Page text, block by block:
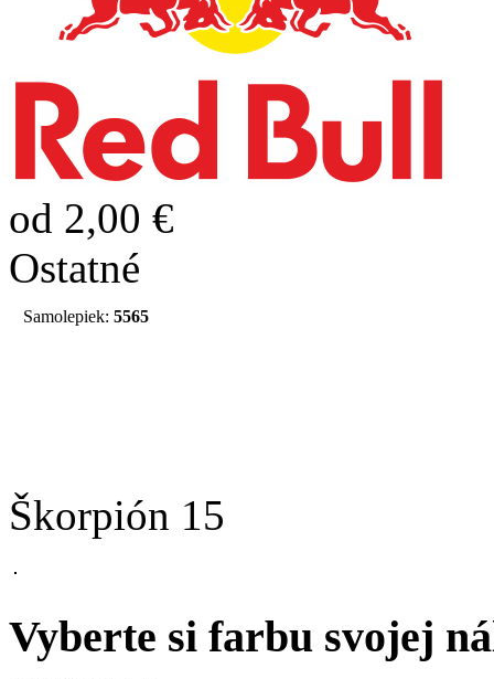
od 2,00 €
Ostatné
Samolepiek: 5565
Škorpión 15
Vyberte si farbu svojej